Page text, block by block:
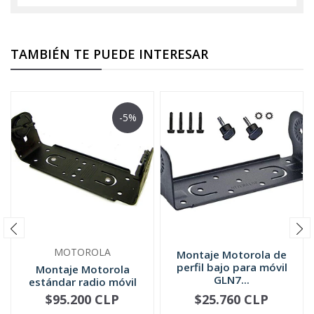
TAMBIÉN TE PUEDE INTERESAR
-5%
MOTOROLA
Montaje Motorola
estándar radio móvil
HLN6861
+
$95.200 CLP
Montaje Motorola de
perfil bajo para móvil
GLN7...
+
$25.760 CLP